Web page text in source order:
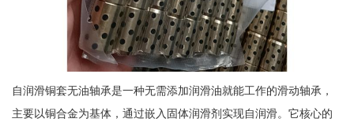
自润滑铜套无油轴承是一种无需添加润滑油就能工作的滑动轴承，
主要以铜合金为基体，通过嵌入固体润滑剂实现自润滑。它核心的